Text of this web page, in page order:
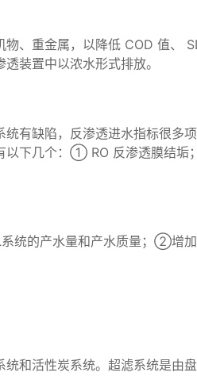
、重金属，以降低 COD 值、
装置中以浓水形式排放。
有缺陷，反渗透进水指标很多
以下几个：① RO 反渗透膜结垢
统的产水量和产水质量；②增
和活性炭系统。超滤系统是由